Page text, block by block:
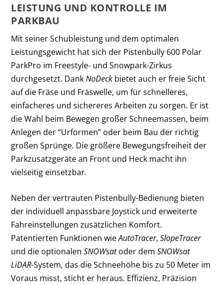
LEISTUNG UND KONTROLLE IM
PARKBAU
Mit seiner Schubleistung und dem optimalen
Leistungsgewicht hat sich der Pistenbully 600 Polar
ParkPro im Freestyle- und Snowpark-Zirkus
durchgesetzt. DankNoDeck bietet auch er freie Sicht
auf die Fräse und Fräswelle, um für schnelleres,
einfacheres und sichereres Arbeiten zu sorgen. Er ist
die Wahl beim Bewegen großer Schneemassen, beim
Anlegen der “Urformen” oder beim Bau der richtig
großen Sprünge. Die größere Bewegungsfreiheit der
Parkzusatzgeräte an Front und Heck macht ihn
vielseitig einsetzbar.
Neben der vertrauten Pistenbully-Bedienung bieten
der individuell anpassbare Joystick und erweiterte
Fahreinstellungen zusätzlichen Komfort.
Patentierten Funktionen wieAutoTracer,SlopeTracer
und die optionalenSNOWsatoder demSNOWsat
LiDAR-System, das die Schneehöhe bis zu 50 Meter im
Voraus misst, sticht er heraus. Effizienz, Präzision